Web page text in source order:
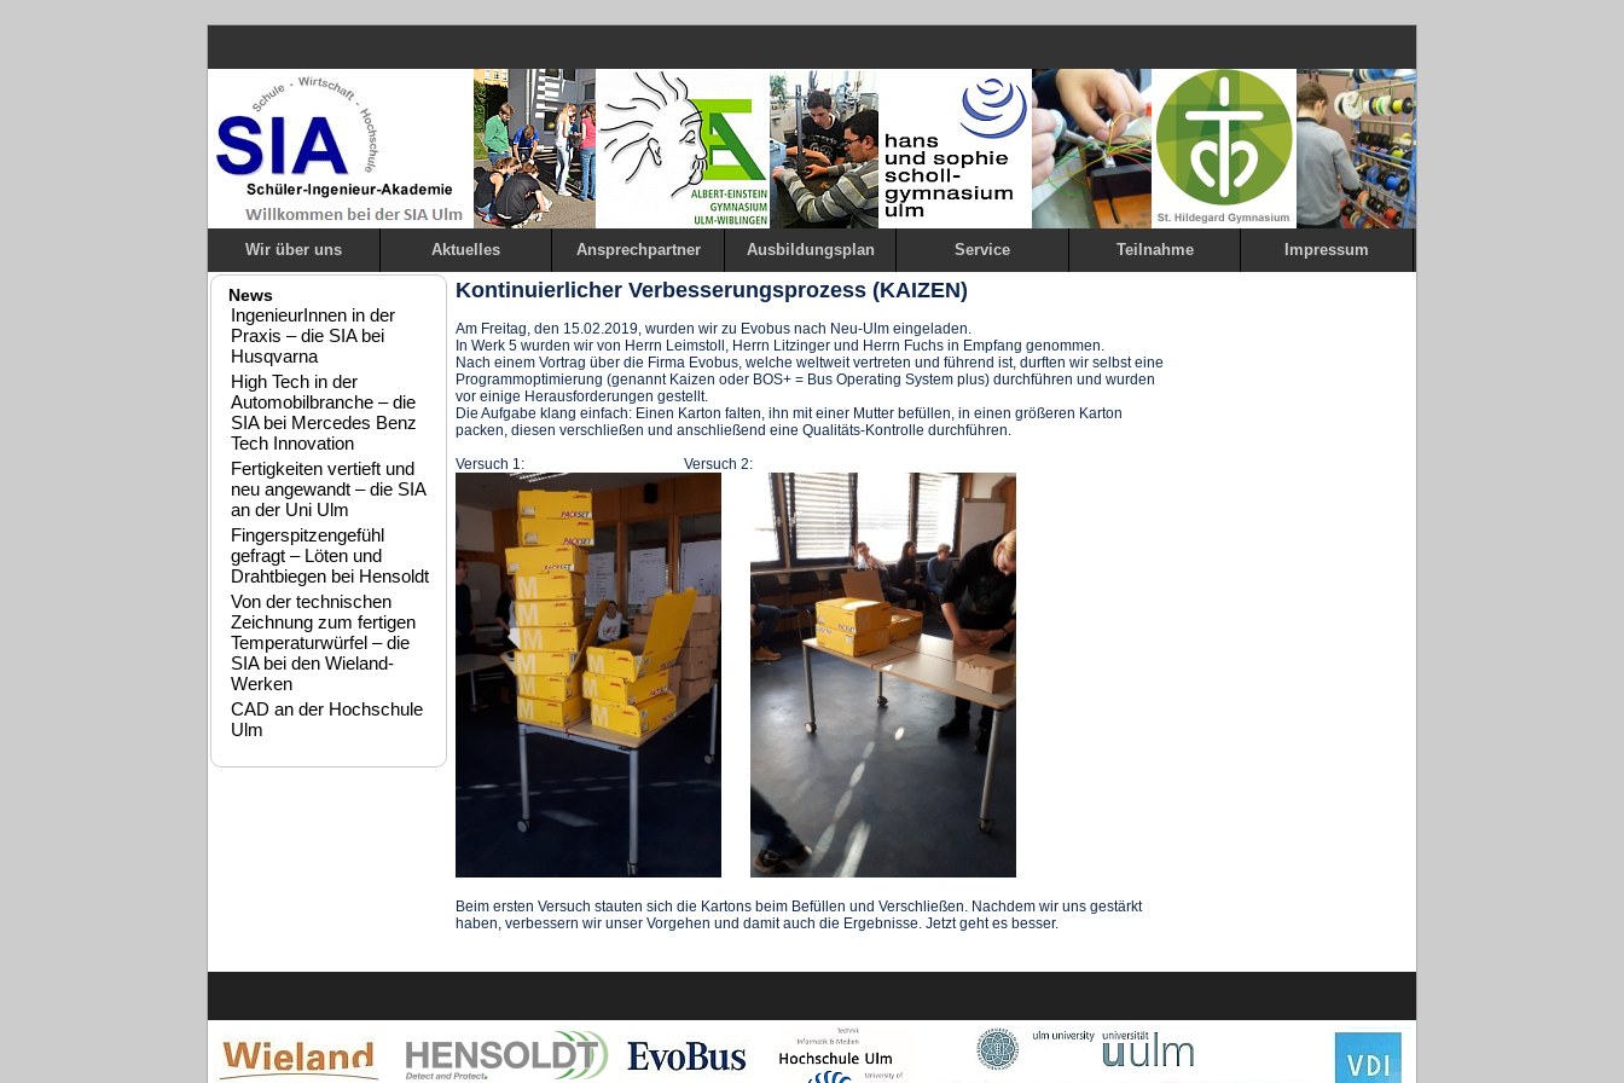
Wir über uns Aktuelles Ansprechpartner Ausbildungsplan Service Teilnahme Impressum
News
IngenieurInnen in der
Praxis – die SIA bei
Husqvarna
High Tech in der
Automobilbranche – die
SIA bei Mercedes Benz
Tech Innovation
Fertigkeiten vertieft und
neu angewandt – die SIA
an der Uni Ulm
Fingerspitzengefühl
gefragt – Löten und
Drahtbiegen bei Hensoldt
Von der technischen
Zeichnung zum fertigen
Temperaturwürfel – die
SIA bei den Wieland-
Werken
CAD an der Hochschule
Ulm
Kontinuierlicher Verbesserungsprozess (KAIZEN)
Am Freitag, den 15.02.2019, wurden wir zu Evobus nach Neu-Ulm eingeladen.
In Werk 5 wurden wir von Herrn Leimstoll, Herrn Litzinger und Herrn Fuchs in Empfang genommen.
Nach einem Vortrag über die Firma Evobus, welche weltweit vertreten und führend ist, durften wir selbst eine
Programmoptimierung (genannt Kaizen oder BOS+ = Bus Operating System plus) durchführen und wurden
vor einige Herausforderungen gestellt.
Die Aufgabe klang einfach: Einen Karton falten, ihn mit einer Mutter befüllen, in einen größeren Karton
packen, diesen verschließen und anschließend eine Qualitäts-Kontrolle durchführen.
Versuch 1: Versuch 2:
Beim ersten Versuch stauten sich die Kartons beim Befüllen und Verschließen. Nachdem wir uns gestärkt
haben, verbessern wir unser Vorgehen und damit auch die Ergebnisse. Jetzt geht es besser.